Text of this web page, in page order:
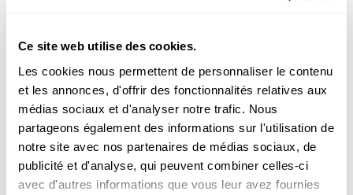
Ce site web utilise des cookies.
Les cookies nous permettent de personnaliser le contenu
et les annonces, d'offrir des fonctionnalités relatives aux
médias sociaux et d'analyser notre trafic. Nous
partageons également des informations sur l'utilisation de
notre site avec nos partenaires de médias sociaux, de
publicité et d'analyse, qui peuvent combiner celles-ci
avec d'autres informations que vous leur avez fournies
Le SciTeach Center met à la disposition des ressources
pédagogiques en ligne dans le cadre du projet Sci2School.
SciTeach Center